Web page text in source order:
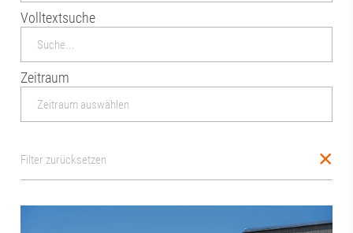
Volltextsuche
Zeitraum
Filter zurücksetzen